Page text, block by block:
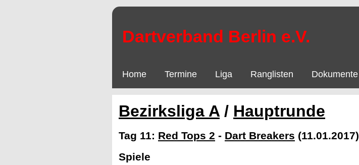
Dartverband Berlin e.V.
Home Termine Liga Ranglisten Dokumente
Bezirksliga A / Hauptrunde
Tag 11: Red Tops 2 - Dart Breakers (11.01.2017)
Spiele